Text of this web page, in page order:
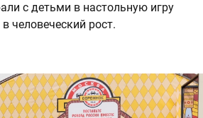
с детьми в настольную игру
человеческий рост.